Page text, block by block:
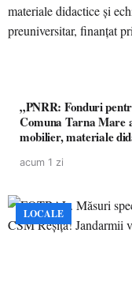
„PNRR: Fonduri
Comuna Tarna Mare
mobilier, materiale
acum 1 zi
LOCALE